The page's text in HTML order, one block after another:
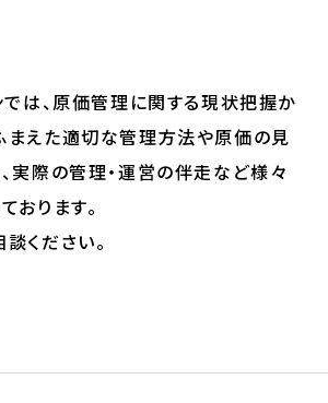
では、原価管理に関する現状把握か
まえた適切な管理方法や原価の見
実際の管理・運営の伴走など様々
おります。
ください。